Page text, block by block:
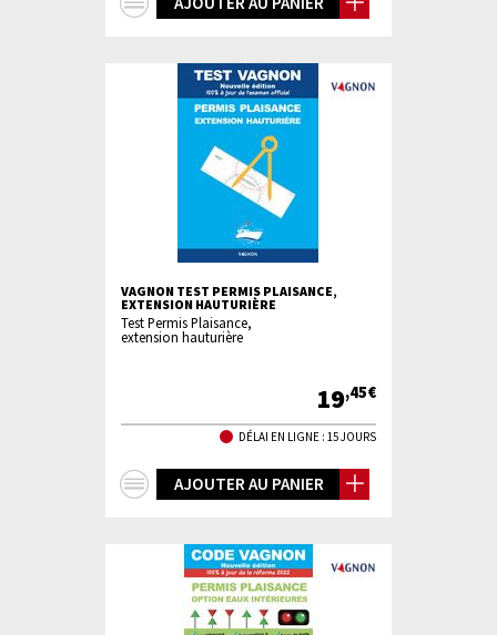
VAGNON TEST PERMIS PLAISANCE,
EXTENSION HAUTURIÈRE
Test Permis Plaisance,
extension hauturière
19,45€
DÉLAI EN LIGNE : 15 JOURS
AJOUTER AU PANIER